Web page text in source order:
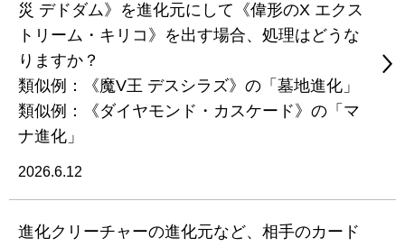
災 デドダム》を進化元にして《偉形のX エクス
トリーム・キリコ》を出す場合、処理はどうな
りますか？
類似例：《魔V王 デスシラズ》の「墓地進化」
類似例：《ダイヤモンド・カスケード》の「マ
ナ進化」
2026.6.12
進化クリーチャーの進化元など、相手のカード